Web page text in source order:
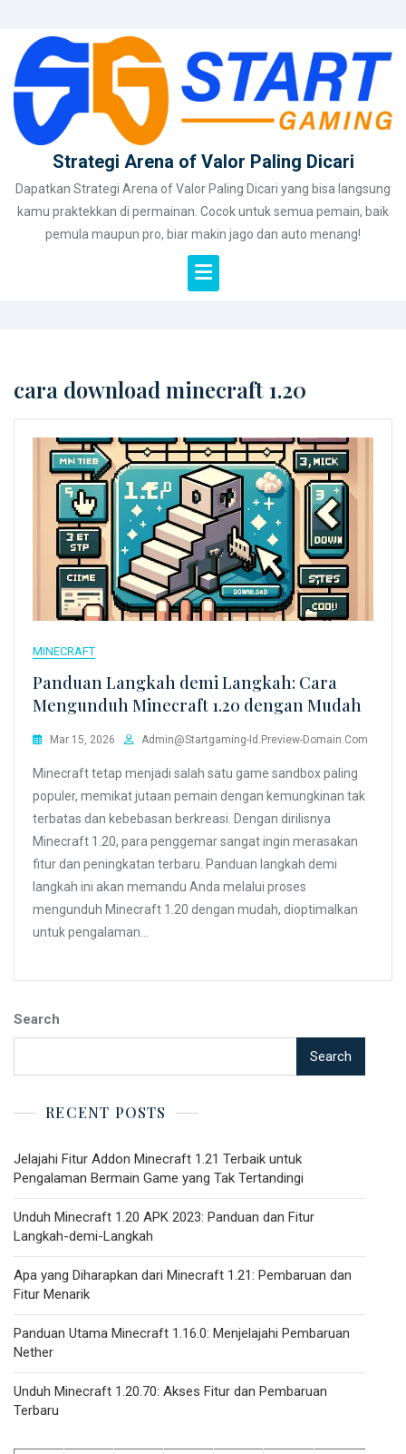
content
Strategi Arena of Valor Paling Dicari
Dapatkan Strategi Arena of Valor Paling Dicari yang bisa langsung
kamu praktekkan di permainan. Cocok untuk semua pemain, baik
pemula maupun pro, biar makin jago dan auto menang!
cara download minecraft 1.20
MINECRAFT
Panduan Langkah demi Langkah: Cara
Mengunduh Minecraft 1.20 dengan Mudah
Mar 15, 2026 Admin@startgaming-Id.preview-Domain.com
Minecraft tetap menjadi salah satu game sandbox paling
populer, memikat jutaan pemain dengan kemungkinan tak
terbatas dan kebebasan berkreasi. Dengan dirilisnya
Minecraft 1.20, para penggemar sangat ingin merasakan
fitur dan peningkatan terbaru. Panduan langkah demi
langkah ini akan memandu Anda melalui proses
mengunduh Minecraft 1.20 dengan mudah, dioptimalkan
untuk pengalaman…
Search
Search
RECENT POSTS
Jelajahi Fitur Addon Minecraft 1.21 Terbaik untuk
Pengalaman Bermain Game yang Tak Tertandingi
Unduh Minecraft 1.20 APK 2023: Panduan dan Fitur
Langkah-demi-Langkah
Apa yang Diharapkan dari Minecraft 1.21: Pembaruan dan
Fitur Menarik
Panduan Utama Minecraft 1.16.0: Menjelajahi Pembaruan
Nether
Unduh Minecraft 1.20.70: Akses Fitur dan Pembaruan
Terbaru